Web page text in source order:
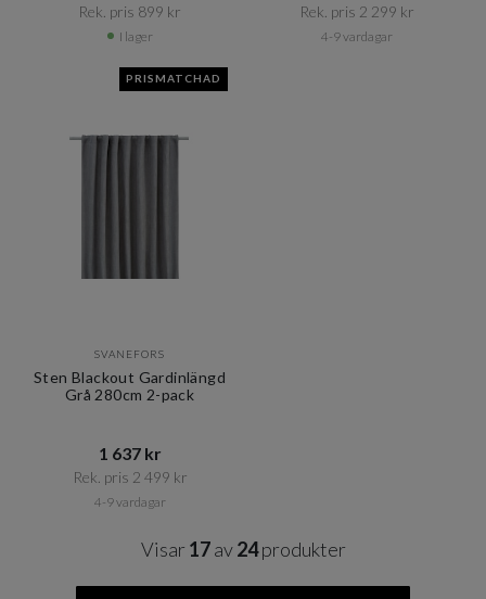
Rek. pris 899 kr​​
I lager
Rek. pris 2 299 kr​​
4-9 vardagar
PRISMATCHAD
SVANEFORS
Sten Blackout Gardinlängd
Grå 280cm 2-pack
1 637 kr​​
Rek. pris 2 499 kr​​
4-9 vardagar
Visar 17av24produkter